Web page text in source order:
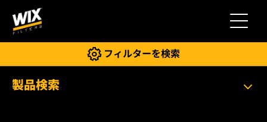
切り替え
フィルターを検索
製品検索